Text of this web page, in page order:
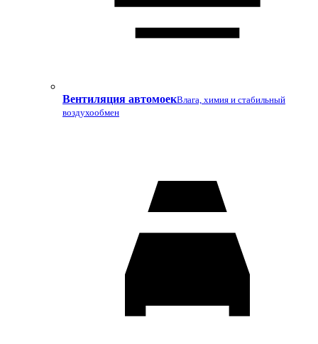
Вентиляция автомоекВлага, химия и стабильный
воздухообмен